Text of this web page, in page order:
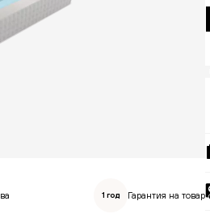
1 год Гарантия на товар